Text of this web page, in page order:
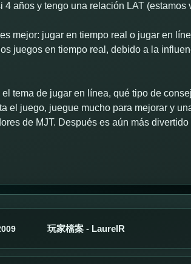
4 años y tengo una relación LAT (estamos
mejor: jugar en tiempo real o jugar en
juegos en tiempo real, debido a la
el tema de jugar en línea, qué tipo de
el juego, juegue mucho para mejorar y
de MJT. Después es aún más
玩家檔案 - LaurelR